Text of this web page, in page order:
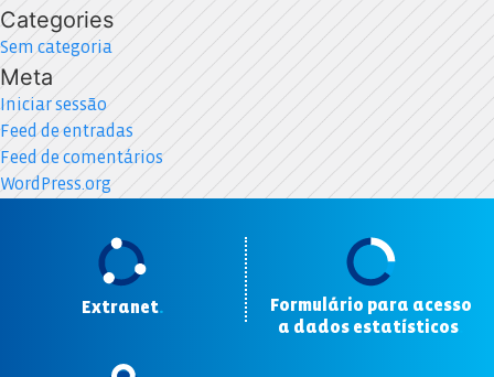
Categories
Sem categoria
Meta
Iniciar sessão
Feed de entradas
Feed de comentários
WordPress.org
Extranet.
Formulário para acesso
a dados estatísticos